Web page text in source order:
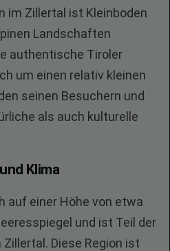
im Zillertal ist Kleinboden
Landschaften
authentische Tiroler
um einen relativ kleinen
seinen Besuchern und
als auch kulturelle
Klima
auf einer Höhe von etwa
und ist Teil der
Diese Region ist